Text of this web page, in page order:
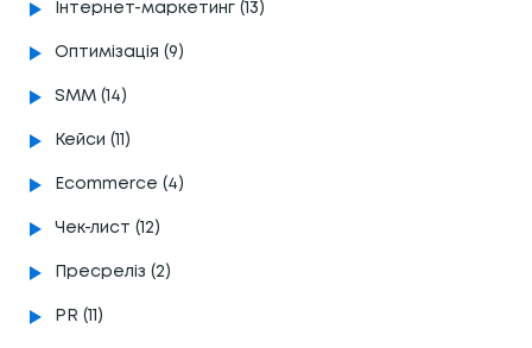
Інтернет-маркетинг (13)
Оптимізація (9)
SMM (14)
Кейси (11)
Ecommerce (4)
Чек-лист (12)
Пресреліз (2)
PR (11)